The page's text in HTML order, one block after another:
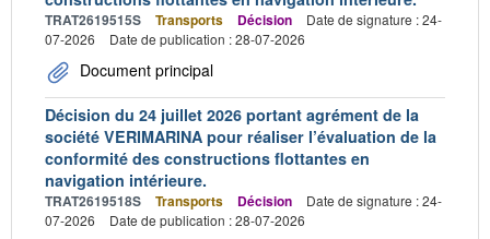
TRAT2619515S Transports Décision
Date de signature : 24-
07-2026
Date de publication : 28-07-2026
Document principal
Décision du 24 juillet 2026 portant agrément de la
société VERIMARINA pour réaliser l’évaluation de la
conformité des constructions flottantes en
navigation intérieure.
TRAT2619518S Transports Décision
Date de signature : 24-
07-2026
Date de publication : 28-07-2026